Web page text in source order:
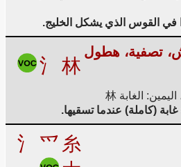
في القوس الذي يشكل الخليج.
تصفية، هطول
氵 林
غابة (كاملة) عندما تسقيها.
氵 爫 糸